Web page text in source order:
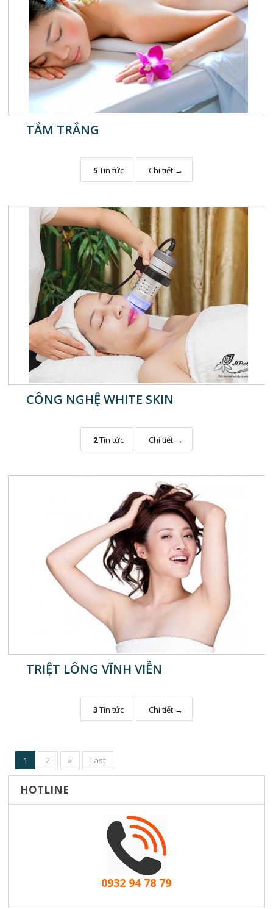
TẮM TRẮNG
5Tin tức Chi tiết →
CÔNG NGHỆ WHITE SKIN
2Tin tức Chi tiết →
TRIỆT LÔNG VĨNH VIỄN
3Tin tức Chi tiết →
1 2 » Last
HOTLINE
0932 94 78 79